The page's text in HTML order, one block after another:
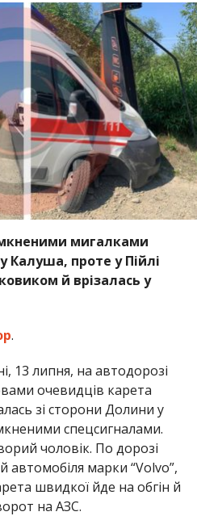
мигалками
Калуша, проте у Пійлі
й врізалась у
.
13 липня, на автодорозі
очевидців карета
зі сторони Долини у
спецсигналами.
чоловік. По дорозі
автомобіля марки “Volvo”,
швидкої йде на обгін й
на АЗС.